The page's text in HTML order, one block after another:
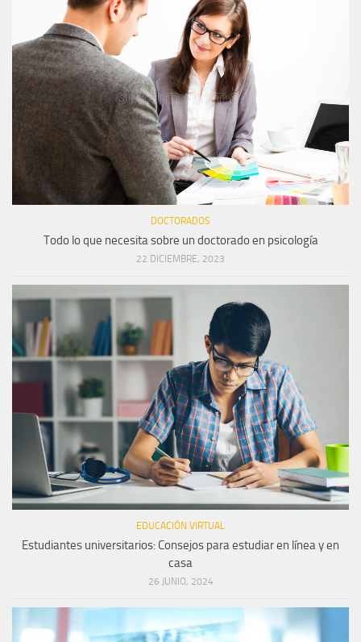
DOCTORADOS
Todo lo que necesita sobre un doctorado en psicología
22 DICIEMBRE, 2023
EDUCACIÓN VIRTUAL
Estudiantes universitarios: Consejos para estudiar en línea y en
casa
26 JUNIO, 2024